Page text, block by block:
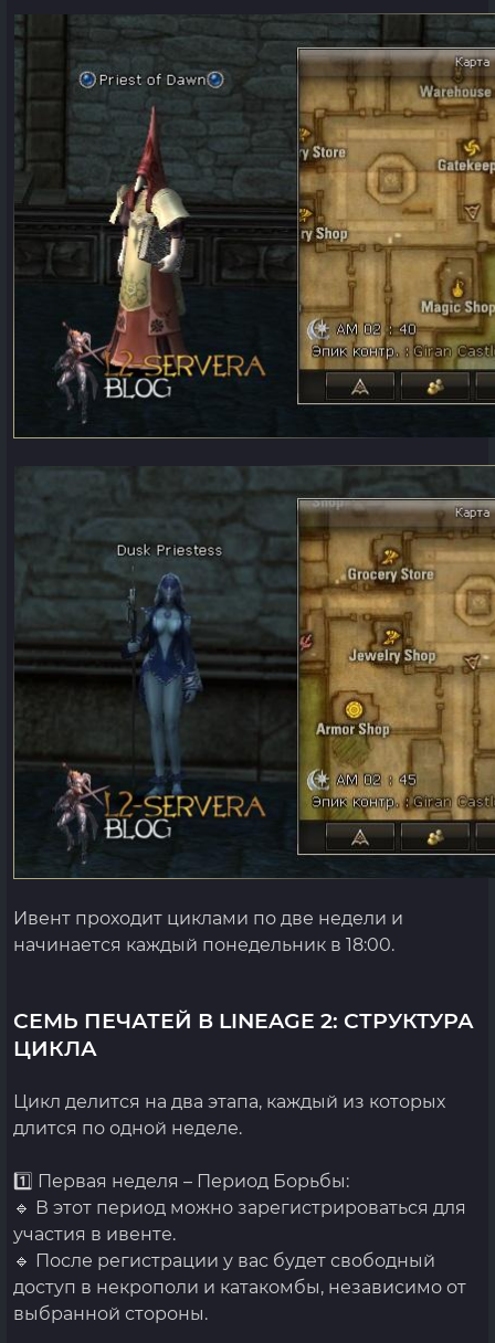
Ивент проходит циклами по две недели и
начинается каждый понедельник в 18:00.
СЕМЬ ПЕЧАТЕЙ В LINEAGE 2: СТРУКТУРА
ЦИКЛА
Цикл делится на два этапа, каждый из которых
длится по одной неделе.
1️⃣ Первая неделя – Период Борьбы:
🔹 В этот период можно зарегистрироваться для
участия в ивенте.
🔹 После регистрации у вас будет свободный
доступ в некрополи и катакомбы, независимо от
выбранной стороны.